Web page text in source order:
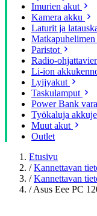
Imurien akut
Kamera akku
Laturit ja
Matkapuhelimen
Paristot
Radio-
Li-ion
Lyijyakut
Taskulamput
Power Bank
Työkaluja
Muut akut
Outlet
Etusivu
/ Kannettavan
/ Kannettavan
/ Asus Eee PC